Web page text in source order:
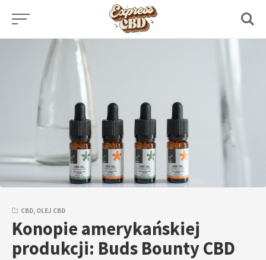
Skip
CBD, OLEJ CBD
Konopie amerykańskiej
produkcji: Buds Bounty CBD